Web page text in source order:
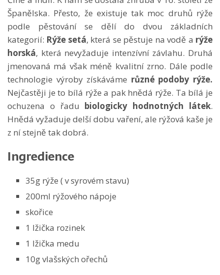
Španělska. Přesto, že existuje tak moc druhů rýže
podle pěstování se dělí do dvou základních
kategorií: Rýže setá, která se pěstuje na vodě a rýže
horská, která nevyžaduje intenzívní závlahu. Druhá
jmenovaná má však méně kvalitní zrno. Dále podle
technologie výroby získáváme různé podoby rýže.
Nejčastěji je to bílá rýže a pak hnědá rýže. Ta bílá je
ochuzena o řadu biologicky hodnotných látek.
Hnědá vyžaduje delší dobu vaření, ale rýžová kaše je
z ní stejně tak dobrá.
Ingredience
35g rýže ( v syrovém stavu)
200ml rýžového nápoje
skořice
1 lžička rozinek
1 lžička medu
10g vlašských ořechů